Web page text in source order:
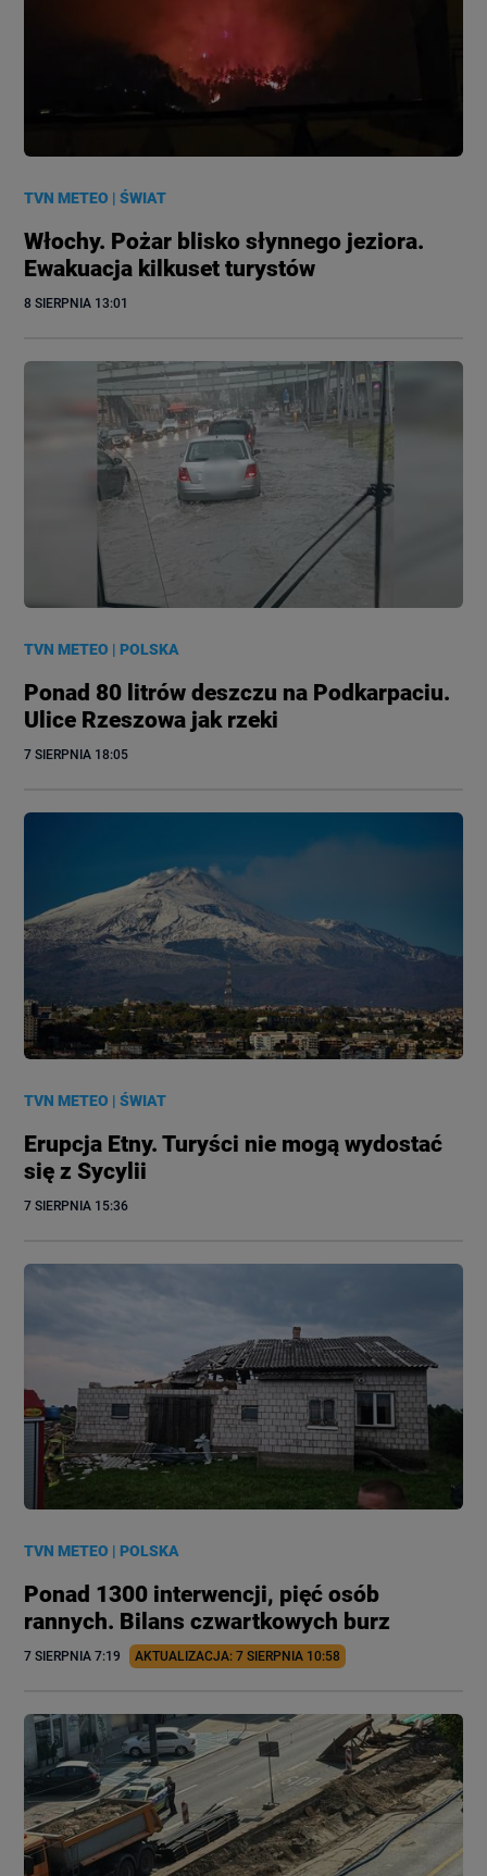
TVN METEO |ŚWIAT
Włochy. Pożar blisko słynnego jeziora.
Ewakuacja kilkuset turystów
8 SIERPNIA 13:01
TVN METEO |POLSKA
Ponad 80 litrów deszczu na Podkarpaciu.
Ulice Rzeszowa jak rzeki
7 SIERPNIA 18:05
TVN METEO |ŚWIAT
Erupcja Etny. Turyści nie mogą wydostać
się z Sycylii
7 SIERPNIA 15:36
TVN METEO |POLSKA
Ponad 1300 interwencji, pięć osób
rannych. Bilans czwartkowych burz
7 SIERPNIA 7:19 AKTUALIZACJA: 7 SIERPNIA 10:58